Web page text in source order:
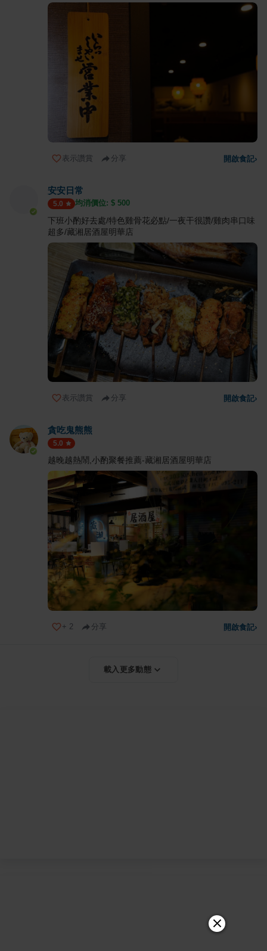
表示讚賞 分享 開啟食記›
安安日常
5.0 均消價位: $ 500
下班小酌好去處/特色雞骨花必點/一夜干很讚/雞肉串口味
超多/藏湘居酒屋明華店
表示讚賞 分享 開啟食記›
貪吃鬼熊熊
5.0
越晚越熱鬧,小酌聚餐推薦-藏湘居酒屋明華店
+ 2 分享 開啟食記›
載入更多動態